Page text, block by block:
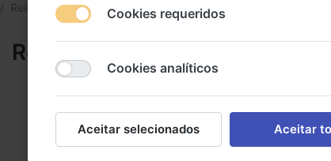
Reidratantes
Reidratantes
Cookies requeridos
Cookies analíticos
Aceitar selecionados Aceitar